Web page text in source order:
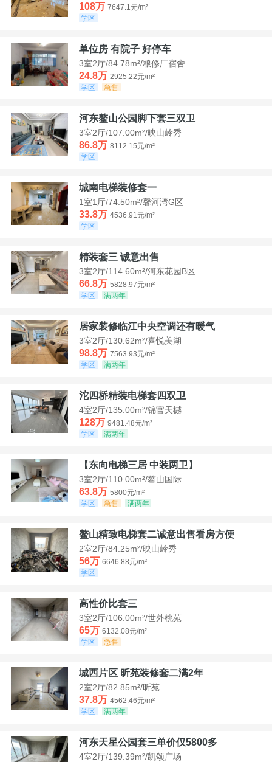
108万 7647.1元/m²
学区
单位房 有院子 好停车
3室2厅/84.78m²/粮修厂宿舍
24.8万 2925.22元/m²
学区
急售
河东鳌山公园脚下套三双卫
3室2厅/107.00m²/映山岭秀
86.8万 8112.15元/m²
学区
城南电梯装修套一
1室1厅/74.50m²/馨河湾G区
33.8万 4536.91元/m²
学区
精装套三 诚意出售
3室2厅/114.60m²/河东花园B区
66.8万 5828.97元/m²
学区
满两年
居家装修临江中央空调还有暖气
3室2厅/130.62m²/喜悦美湖
98.8万 7563.93元/m²
学区
满两年
沱四桥精装电梯套四双卫
4室2厅/135.00m²/锦官天樾
128万 9481.48元/m²
学区
满两年
【东向电梯三居 中装两卫】
3室2厅/110.00m²/鳌山国际
63.8万 5800元/m²
学区
急售 满两年
鳌山精致电梯套二诚意出售看房方便
2室2厅/84.25m²/映山岭秀
56万 6646.88元/m²
学区
高性价比套三
3室2厅/106.00m²/世外桃苑
65万 6132.08元/m²
学区
急售
城西片区 昕苑装修套二满2年
2室2厅/82.85m²/昕苑
37.8万 4562.46元/m²
学区
满两年
河东天星公园套三单价仅5800多
4室2厅/139.39m²/凯颂广场